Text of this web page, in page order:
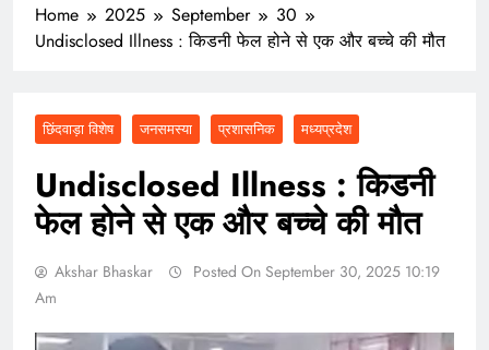
Home 2025 September
30
Undisclosed Illness : किडनी फेल होने से एक और बच्चे की मौत
छिंदवाड़ा विशेष जनसमस्या प्रशासनिक मध्यप्रदेश
Undisclosed Illness : किडनी
फेल होने से एक और बच्चे की मौत
Akshar Bhaskar
Posted On September 30, 2025 10:19
Am